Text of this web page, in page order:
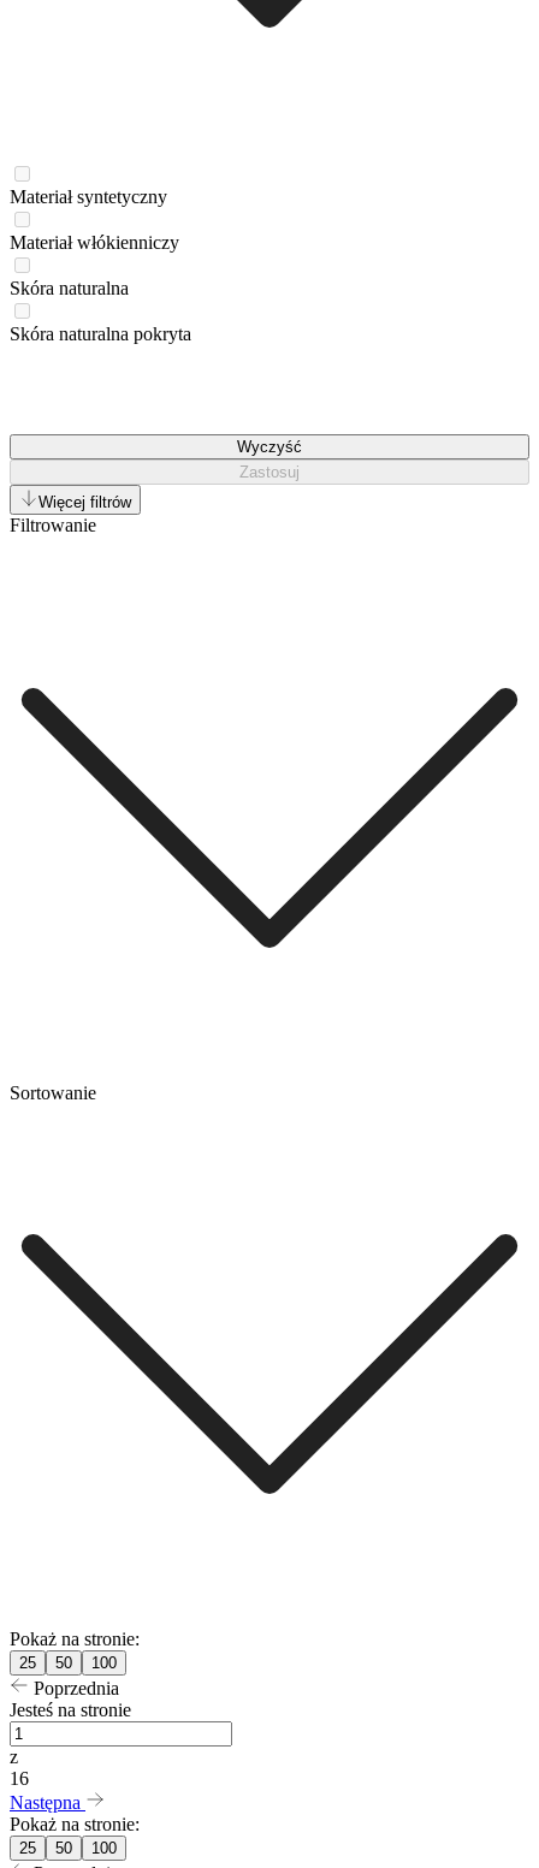
Materiał syntetyczny
Materiał włókienniczy
Skóra naturalna
Skóra naturalna pokryta
Wyczyść
Zastosuj
Więcej filtrów
Filtrowanie
Sortowanie
Pokaż na stronie:
25 50 100
Poprzednia
Jesteś na stronie
z
16
Następna
Pokaż na stronie:
25 50 100